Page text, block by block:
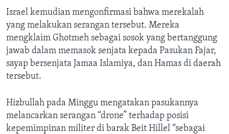
Israel kemudian mengonfirmasi bahwa merekalah
yang melakukan serangan tersebut. Mereka
mengklaim Ghotmeh sebagai sosok yang bertanggung
jawab dalam memasok senjata kepada Pasukan Fajar,
sayap bersenjata Jamaa Islamiya, dan Hamas di daerah
tersebut.
Hizbullah pada Minggu mengatakan pasukannya
melancarkan serangan “drone” terhadap posisi
kepemimpinan militer di barak Beit Hillel “sebagai